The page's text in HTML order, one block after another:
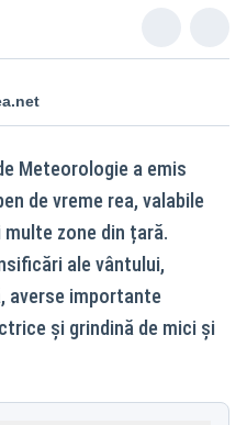
Meteorologie a emis
de vreme rea, valabile
zone din țară.
ale vântului,
importante
și grindină de mici și